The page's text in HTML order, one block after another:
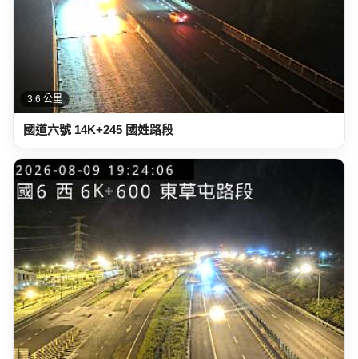
3.6 公里
國道六號 14K+245 國姓路段